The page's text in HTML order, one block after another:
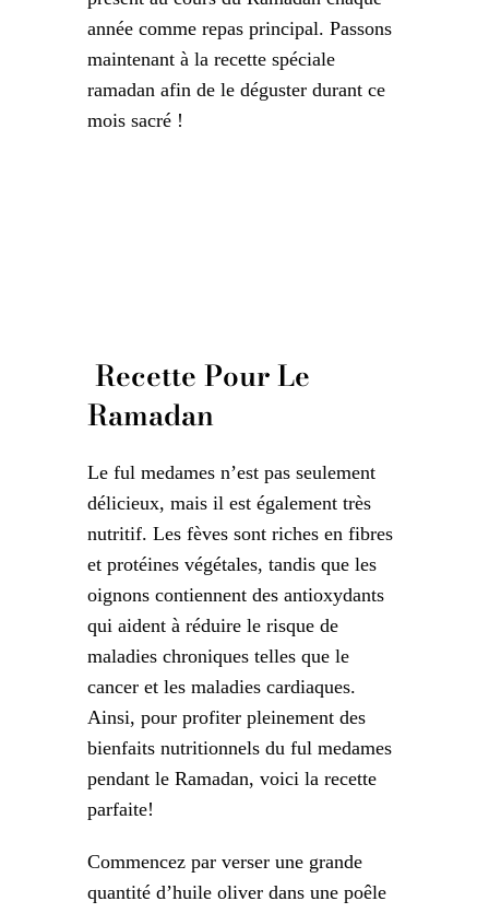
année comme repas principal. Passons
maintenant à la recette spéciale
ramadan afin de le déguster durant ce
mois sacré !
Recette Pour Le
Ramadan
Le ful medames n’est pas seulement
délicieux, mais il est également très
nutritif. Les fèves sont riches en fibres
et protéines végétales, tandis que les
oignons contiennent des antioxydants
qui aident à réduire le risque de
maladies chroniques telles que le
cancer et les maladies cardiaques.
Ainsi, pour profiter pleinement des
bienfaits nutritionnels du ful medames
pendant le Ramadan, voici la recette
parfaite!
Commencez par verser une grande
quantité d’huile oliver dans une poêle